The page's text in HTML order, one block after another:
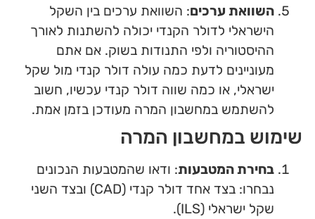
השוואת ערכים: השוואת ערכים בין השקל
הישראלי לדולר הקנדי יכולה להשתנות לאורך
ההיסטוריה ולפי התנודות בשוק. אם אתם
מעוניינים לדעת כמה עולה דולר קנדי מול שקל
ישראלי, או כמה שווה דולר קנדי עכשיו, חשוב
להשתמש במחשבון המרה מעודכן בזמן אמת.
שימוש במחשבון המרה
בחירת המטבעות: ודאו שהמטבעות הנכונים
נבחרו: בצד אחד דולר קנדי (CAD) ובצד השני
שקל ישראלי (ILS).